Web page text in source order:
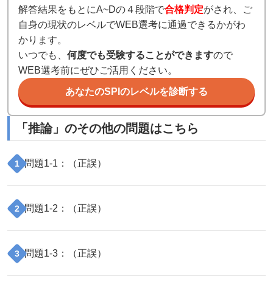
解答結果をもとにA~Dの４段階で合格判定がされ、ご
自身の現状のレベルでWEB選考に通過できるかがわ
かります。
いつでも、 何度でも受験することができますので
WEB選考前にぜひご活用ください。
あなたのSPIのレベルを診断する
「 推論」のその他の問題はこちら
1 問題1-1 ：（正誤）
2 問題1-2 ：（正誤）
3 問題1-3 ：（正誤）